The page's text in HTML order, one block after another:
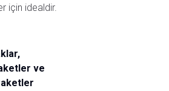
için idealdir.
ve